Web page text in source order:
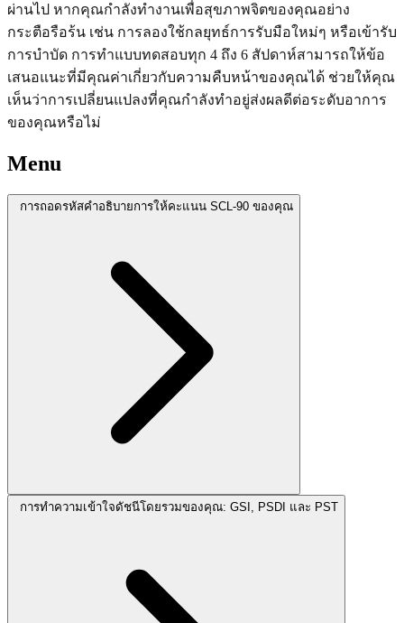
ผ่านไป หากคุณกำลังทำงานเพื่อสุขภาพจิตของคุณอย่าง
กระตือรือร้น เช่น การลองใช้กลยุทธ์การรับมือใหม่ๆ หรือเข้ารับ
การบำบัด การทำแบบทดสอบทุก 4 ถึง 6 สัปดาห์สามารถให้ข้อ
เสนอแนะที่มีคุณค่าเกี่ยวกับความคืบหน้าของคุณได้ ช่วยให้คุณ
เห็นว่าการเปลี่ยนแปลงที่คุณกำลังทำอยู่ส่งผลดีต่อระดับอาการ
ของคุณหรือไม่
Menu
การถอดรหัสคำอธิบายการให้คะแนน SCL-90 ของคุณ
การทำความเข้าใจดัชนีโดยรวมของคุณ: GSI, PSDI และ PST